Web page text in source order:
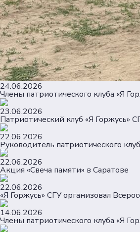
24.06.2026
Члены патриотического клуба «Я
23.06.2026
Патриотический клуб «Я Горжусь»
22.06.2026
Руководитель патриотического
22.06.2026
Акция «Свеча памяти» в Саратове
22.06.2026
«Я Горжусь» СГУ организовал
14.06.2026
Члены патриотического клуба «Я